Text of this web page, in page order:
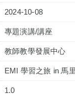
2024-10-08
專題演講/講座
教師教學發展中心
EMI 學習之旅 in 馬
1.0